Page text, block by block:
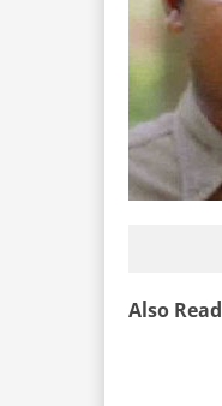
Also Read